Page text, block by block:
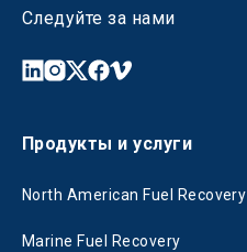
Следуйте за нами
Продукты и услуги
North American Fuel Recovery
Marine Fuel Recovery